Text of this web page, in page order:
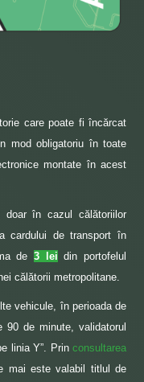
care poate fi încărcat
mod obligatoriu în toate
montate în acest
în cazul călătoriilor
cardului de transport în
de3 lei din portofelul
călătorii metropolitane.
vehicule, în perioada de
90 de minute, validatorul
linia Y”. Prin consultarea
mai este valabil titlul de